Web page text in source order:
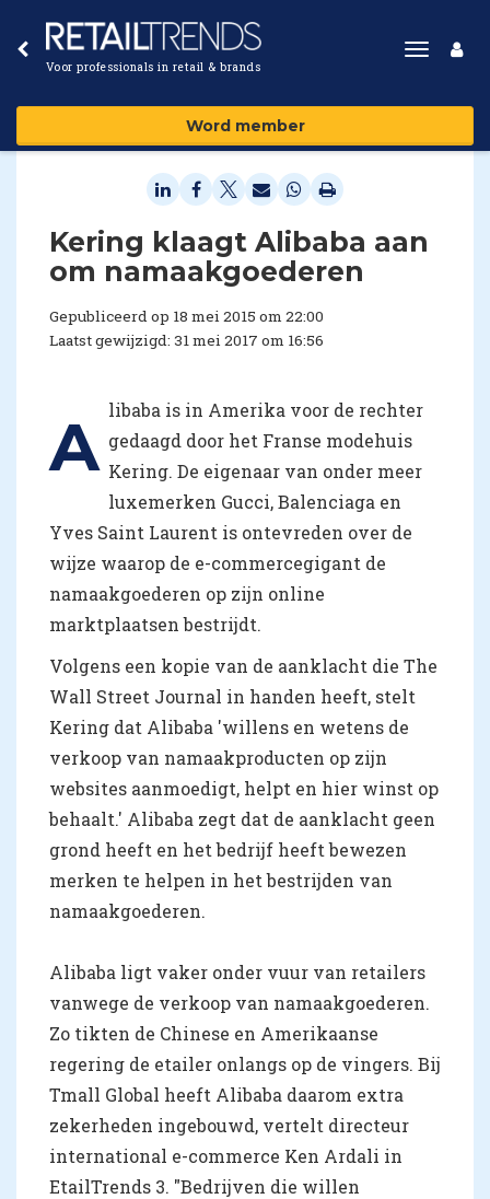
Voor professionals in retail & brands
Toggle
Word member
Kering klaagt Alibaba aan
om namaakgoederen
Gepubliceerd op 18 mei 2015 om 22:00
Laatst gewijzigd: 31 mei 2017 om 16:56
A libaba is in Amerika voor de rechter
gedaagd door het Franse modehuis
Kering. De eigenaar van onder meer
luxemerken Gucci, Balenciaga en
Yves Saint Laurent is ontevreden over de
wijze waarop de e-commercegigant de
namaakgoederen op zijn online
marktplaatsen bestrijdt.
Volgens een kopie van de aanklacht die The
Wall Street Journal in handen heeft, stelt
Kering dat Alibaba 'willens en wetens de
verkoop van namaakproducten op zijn
websites aanmoedigt, helpt en hier winst op
behaalt.' Alibaba zegt dat de aanklacht geen
grond heeft en het bedrijf heeft bewezen
merken te helpen in het bestrijden van
namaakgoederen.
Alibaba ligt vaker onder vuur van retailers
vanwege de verkoop van namaakgoederen.
Zo tikten de Chinese en Amerikaanse
regering de etailer onlangs op de vingers. Bij
Tmall Global heeft Alibaba daarom extra
zekerheden ingebouwd, vertelt directeur
international e-commerce Ken Ardali in
EtailTrends 3. "Bedrijven die willen